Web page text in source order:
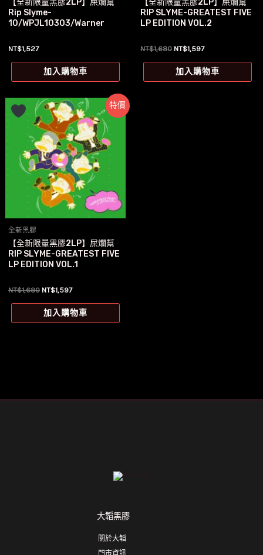
【全新限量黑膠2LP】屎爛幫
Rip Slyme-
10/WPJL10303/Warner
NT$1,527
加入購物車
【全新限量黑膠2LP】屎爛幫
RIP SLYME-GREATEST FIVE
LP EDITION VOL.2
NT$1,680 原
價
格：
NT$1,597目
價
格：
加入購物車
特價
全新黑膠
【全新限量黑膠2LP】屎爛幫
RIP SLYME-GREATEST FIVE
LP EDITION VOL.1
NT$1,680 原
價
格：
NT$1,597目
價
格：
加入購物車
大韜黑膠
關於大韜